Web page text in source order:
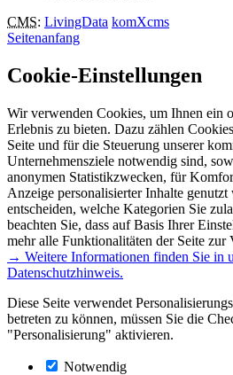
CMS: LivingData komXcms
Seitenanfang
Cookie-Einstellungen
Wir verwenden Cookies, um Ihnen ein
Erlebnis zu bieten. Dazu zählen
Seite und für die Steuerung unserer
Unternehmensziele notwendig sind,
anonymen Statistikzwecken, für
Anzeige personalisierter Inhalte
entscheiden, welche Kategorien Sie
beachten Sie, dass auf Basis Ihrer
mehr alle Funktionalitäten der Seite zur
→ Weitere Informationen finden Sie in
Datenschutzhinweis.
Diese Seite verwendet
betreten zu können, müssen Sie die
"Personalisierung" aktivieren.
Notwendig